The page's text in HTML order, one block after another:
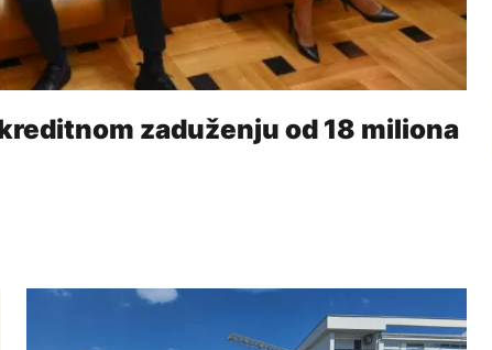
zaduženju od 18 miliona